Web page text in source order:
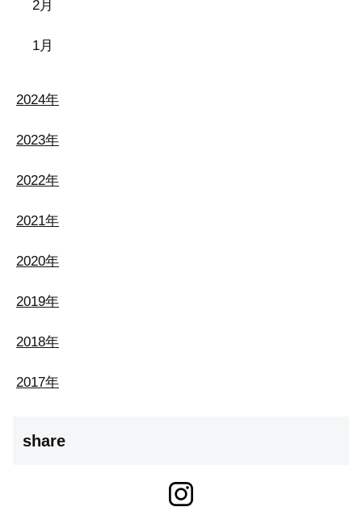
2月
1月
2024年
2023年
2022年
2021年
2020年
2019年
2018年
2017年
share